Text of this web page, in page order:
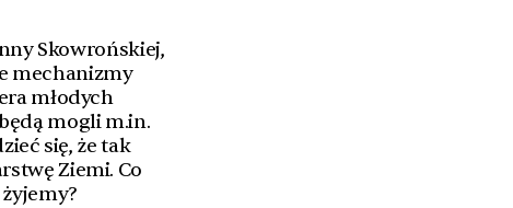
Skowrońskiej,
mechanizmy
młodych
mogli m.in.
się, że tak
Ziemi. Co